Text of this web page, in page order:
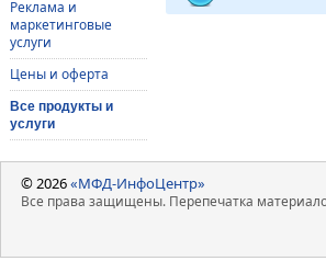
Реклама и
маркетинговые
услуги
Цены и оферта
Все продукты и
услуги
© 2026«МФД-ИнфоЦентр»
Все права защищены. Перепечатка